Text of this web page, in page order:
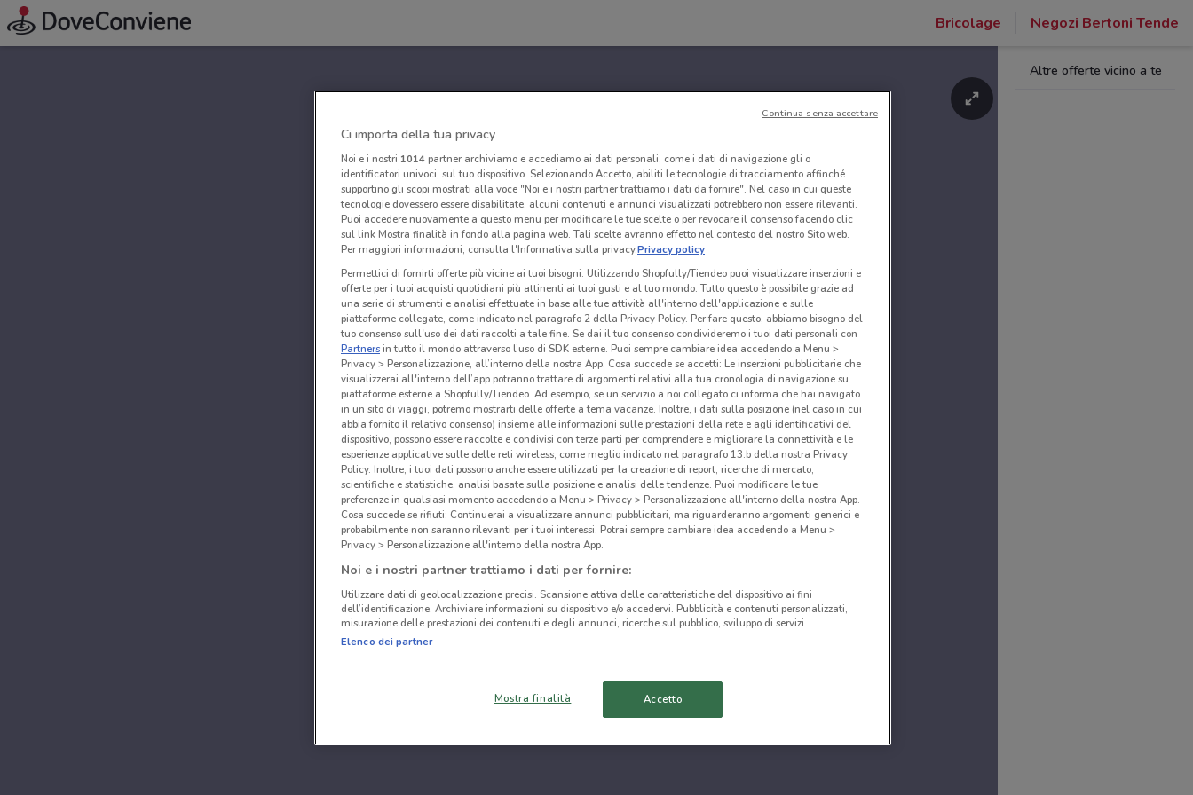
Bricolage Negozi Bertoni Tende
Altre offerte vicino a te
Ci importa della tua privacy
Noi e i nostri 1014partner archiviamo e accediamo ai dati personali, come i dati di navigazione gli o
identificatori univoci, sul tuo dispositivo. Selezionando Accetto, abiliti le tecnologie di tracciamento affinché
supportino gli scopi mostrati alla voce "Noi e i nostri partner trattiamo i dati da fornire". Nel caso in cui queste
tecnologie dovessero essere disabilitate, alcuni contenuti e annunci visualizzati potrebbero non essere rilevanti.
Puoi accedere nuovamente a questo menu per modificare le tue scelte o per revocare il consenso facendo clic
sul link Mostra finalità in fondo alla pagina web. Tali scelte avranno effetto nel contesto del nostro Sito web.
Per maggiori informazioni, consulta l'Informativa sulla privacy.Privacy policy
Permettici di fornirti offerte più vicine ai tuoi bisogni: Utilizzando Shopfully/Tiendeo puoi visualizzare inserzioni e
offerte per i tuoi acquisti quotidiani più attinenti ai tuoi gusti e al tuo mondo. Tutto questo è possibile grazie ad
una serie di strumenti e analisi effettuate in base alle tue attività all'interno dell'applicazione e sulle
piattaforme collegate, come indicato nel paragrafo 2 della Privacy Policy. Per fare questo, abbiamo bisogno del
tuo consenso sull'uso dei dati raccolti a tale fine. Se dai il tuo consenso condivideremo i tuoi dati personali con
Partnersin tutto il mondo attraverso l’uso di SDK esterne. Puoi sempre cambiare idea accedendo a Menu >
Privacy > Personalizzazione, all’interno della nostra App. Cosa succede se accetti: Le inserzioni pubblicitarie che
visualizzerai all'interno dell’app potranno trattare di argomenti relativi alla tua cronologia di navigazione su
piattaforme esterne a Shopfully/Tiendeo. Ad esempio, se un servizio a noi collegato ci informa che hai navigato
in un sito di viaggi, potremo mostrarti delle offerte a tema vacanze. Inoltre, i dati sulla posizione (nel caso in cui
abbia fornito il relativo consenso) insieme alle informazioni sulle prestazioni della rete e agli identificativi del
dispositivo, possono essere raccolte e condivisi con terze parti per comprendere e migliorare la connettività e le
esperienze applicative sulle delle reti wireless, come meglio indicato nel paragrafo 13.b della nostra Privacy
Policy. Inoltre, i tuoi dati possono anche essere utilizzati per la creazione di report, ricerche di mercato,
scientifiche e statistiche, analisi basate sulla posizione e analisi delle tendenze. Puoi modificare le tue
preferenze in qualsiasi momento accedendo a Menu > Privacy > Personalizzazione all'interno della nostra App.
Cosa succede se rifiuti: Continuerai a visualizzare annunci pubblicitari, ma riguarderanno argomenti generici e
probabilmente non saranno rilevanti per i tuoi interessi. Potrai sempre cambiare idea accedendo a Menu >
Privacy > Personalizzazione all'interno della nostra App.
Noi e i nostri partner trattiamo i dati per fornire:
Utilizzare dati di geolocalizzazione precisi. Scansione attiva delle caratteristiche del dispositivo ai fini
dell’identificazione. Archiviare informazioni su dispositivo e/o accedervi. Pubblicità e contenuti personalizzati,
misurazione delle prestazioni dei contenuti e degli annunci, ricerche sul pubblico, sviluppo di servizi.
Elenco dei partner
Mostra finalità Accetto
Continua senza accettare